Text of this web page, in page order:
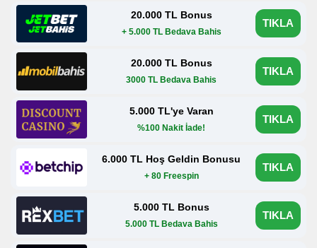
20.000 TL Bonus
+ 5.000 TL Bedava Bahis
TIKLA
20.000 TL Bonus
3000 TL Bedava Bahis
TIKLA
5.000 TL'ye Varan
%100 Nakit İade!
TIKLA
6.000 TL Hoş Geldin Bonusu
+ 80 Freespin
TIKLA
5.000 TL Bonus
5.000 TL Bedava Bahis
TIKLA